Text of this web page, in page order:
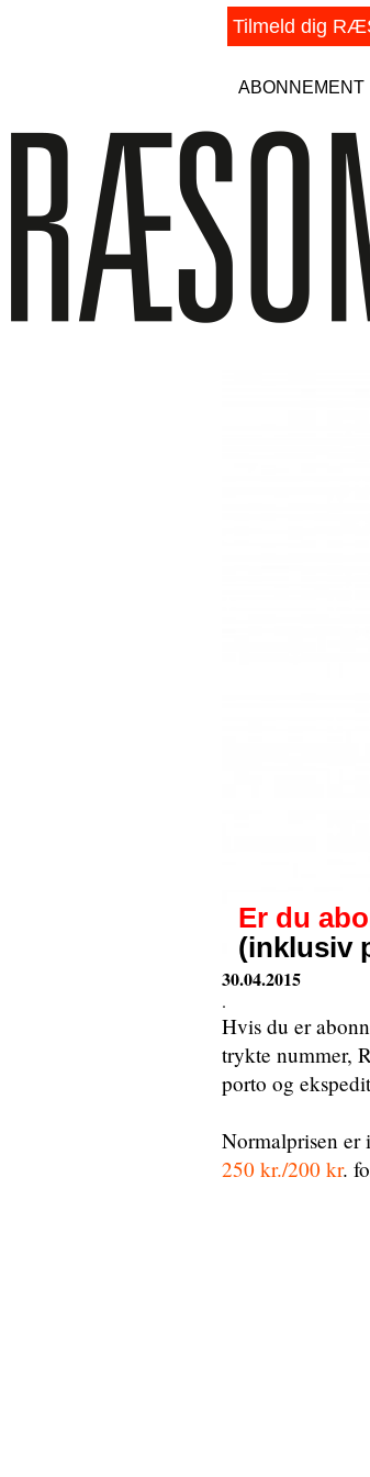
ABONNEMENT
Er du
(inklusiv
30.04.2015
.
Hvis du er
trykte nummer,
porto og
Normalprisen er
250 kr./200 kr.